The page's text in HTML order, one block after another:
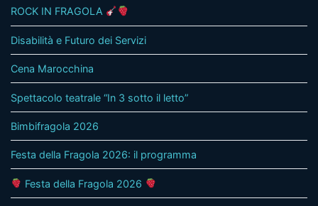
ROCK IN FRAGOLA
Disabilità e Futuro dei Servizi
Cena Marocchina
Spettacolo teatrale “In 3 sotto il letto”
Bimbifragola 2026
Festa della Fragola 2026: il programma
Festa della Fragola 2026